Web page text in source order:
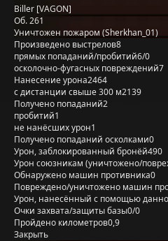
Biller [VAGON]
Об. 261
Уничтожен пожаром (Sherkhan_01)
Произведено выстрелов8
прямых попаданий/пробитий6/0
осколочно-фугасных повреждений7
Нанесение урона2464
с дистанции свыше 300 м2139
Получено попаданий2
пробитий1
не нанёсших урон1
Получено попаданий осколками0
Урон, заблокированный бронёй490
Урон союзникам (уничтожено/
Обнаружено машин противника0
Повреждено/уничтожено машин
Урон, нанесённый с помощью
Очки захвата/защиты базы0/0
Пройдено километров0,9
Закрыть